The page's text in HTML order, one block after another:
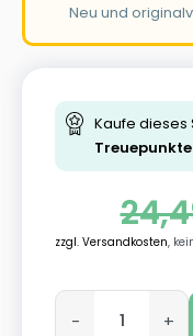
Neu und
Kaufe dieses
zzgl. Versandkosten,
- +